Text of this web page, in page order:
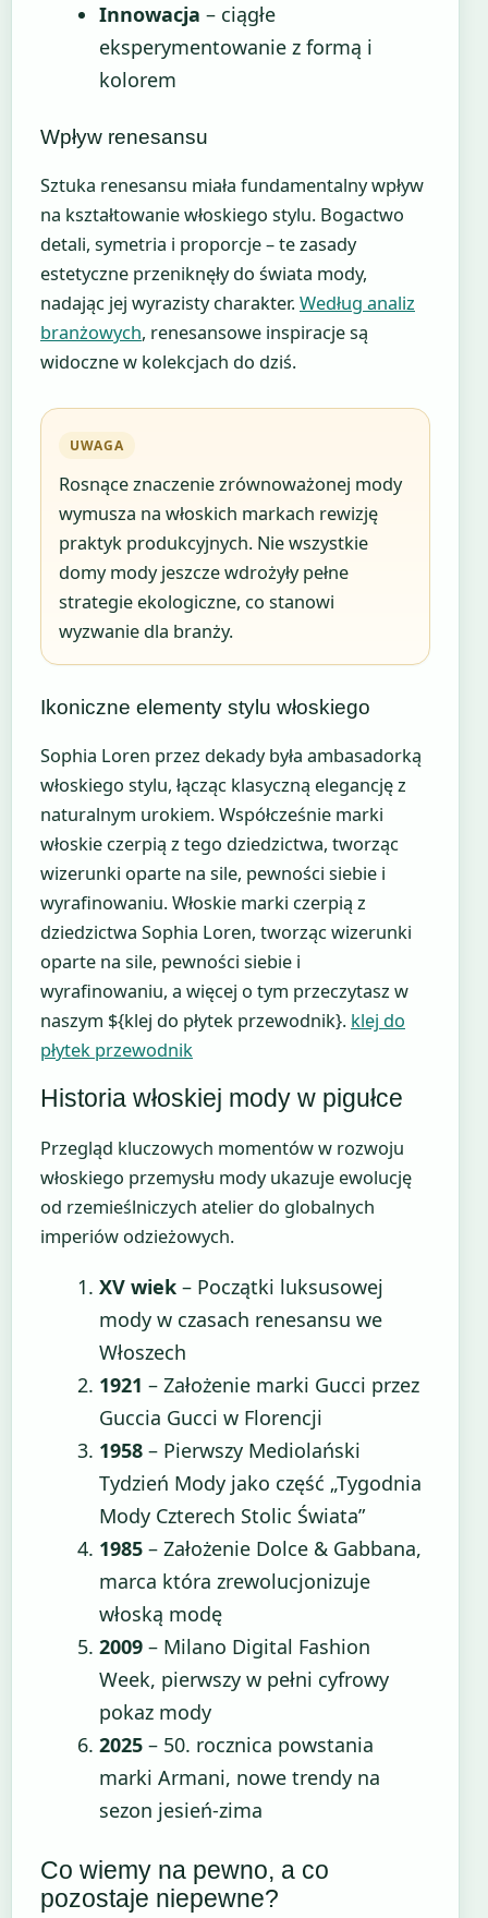
Innowacja – ciągłe
eksperymentowanie z formą i
kolorem
Wpływ renesansu
Sztuka renesansu miała fundamentalny wpływ
na kształtowanie włoskiego stylu. Bogactwo
detali, symetria i proporcje – te zasady
estetyczne przeniknęły do świata mody,
nadając jej wyrazisty charakter.Według analiz
branżowych, renesansowe inspiracje są
widoczne w kolekcjach do dziś.
UWAGA
Rosnące znaczenie zrównoważonej mody
wymusza na włoskich markach rewizję
praktyk produkcyjnych. Nie wszystkie
domy mody jeszcze wdrożyły pełne
strategie ekologiczne, co stanowi
wyzwanie dla branży.
Ikoniczne elementy stylu włoskiego
Sophia Loren przez dekady była ambasadorką
włoskiego stylu, łącząc klasyczną elegancję z
naturalnym urokiem. Współcześnie marki
włoskie czerpią z tego dziedzictwa, tworząc
wizerunki oparte na sile, pewności siebie i
wyrafinowaniu. Włoskie marki czerpią z
dziedzictwa Sophia Loren, tworząc wizerunki
oparte na sile, pewności siebie i
wyrafinowaniu, a więcej o tym przeczytasz w
naszym ${klej do płytek przewodnik}. klej do
płytek przewodnik
Historia włoskiej mody w pigułce
Przegląd kluczowych momentów w rozwoju
włoskiego przemysłu mody ukazuje ewolucję
od rzemieślniczych atelier do globalnych
imperiów odzieżowych.
XV wiek – Początki luksusowej
mody w czasach renesansu we
Włoszech
1921 – Założenie marki Gucci przez
Guccia Gucci w Florencji
1958 – Pierwszy Mediolański
Tydzień Mody jako część „Tygodnia
Mody Czterech Stolic Świata”
1985 – Założenie Dolce & Gabbana,
marca która zrewolucjonizuje
włoską modę
2009 – Milano Digital Fashion
Week, pierwszy w pełni cyfrowy
pokaz mody
2025 – 50. rocznica powstania
marki Armani, nowe trendy na
sezon jesień-zima
Co wiemy na pewno, a co
pozostaje niepewne?